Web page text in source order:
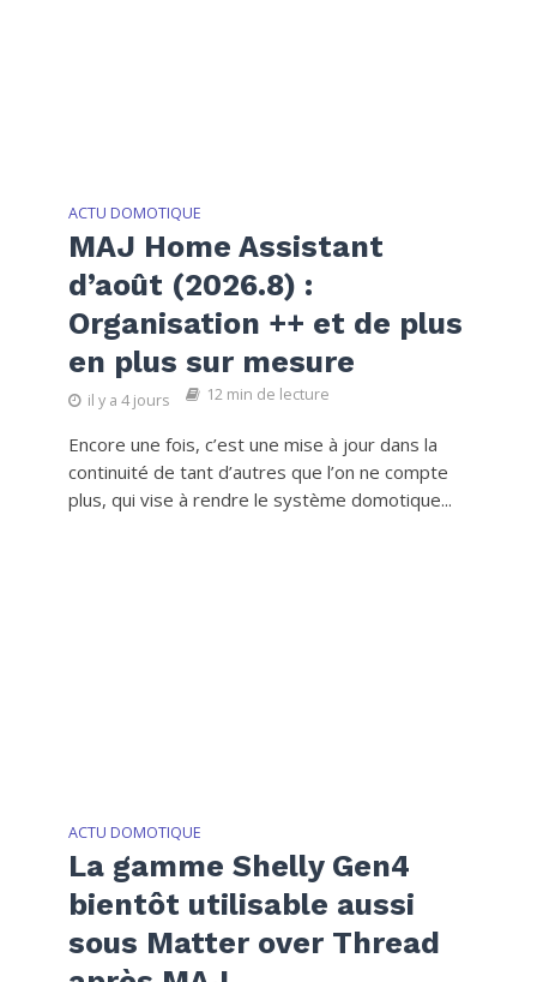
ACTU DOMOTIQUE
MAJ Home Assistant
d’août (2026.8) :
Organisation ++ et de plus
en plus sur mesure
il y a 4 jours 12 min de lecture
Encore une fois, c’est une mise à jour dans la
continuité de tant d’autres que l’on ne compte
plus, qui vise à rendre le système domotique...
ACTU DOMOTIQUE
La gamme Shelly Gen4
bientôt utilisable aussi
sous Matter over Thread